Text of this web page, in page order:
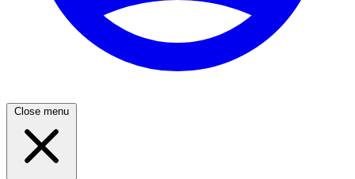
Close menu